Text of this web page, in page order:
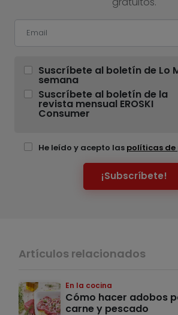
Suscríbete al boletín de Lo
semana
Suscríbete al boletín de la
revista mensual EROSKI
Consumer
He leído y acepto las políticas
¡Subscríbete!
Artículos relacionados
En la cocina
Cómo hacer adobos
carne y pescado